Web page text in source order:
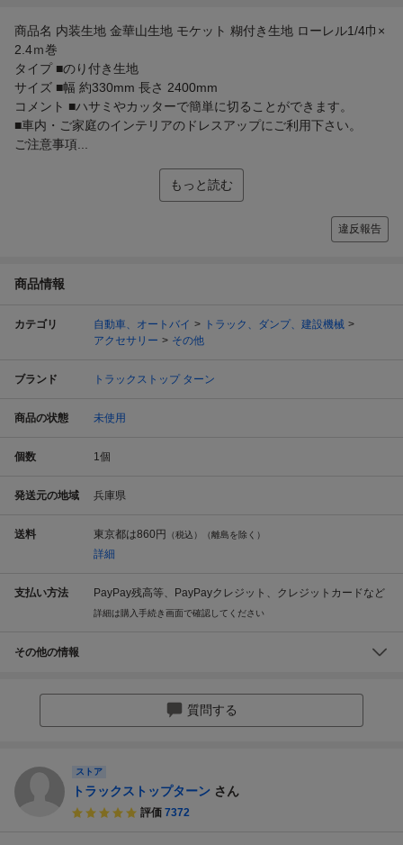
商品名 内装生地 金華山生地 モケット 糊付き生地 ローレル1/4巾×
2.4ｍ巻
タイプ ■のり付き生地
サイズ ■幅 約330mm 長さ 2400mm
コメント ■ハサミやカッターで簡単に切ることができます。
■車内・ご家庭のインテリアのドレスアップにご利用下さい。
ご注意事項...
もっと読む
違反報告
商品情報
カテゴリ 自動車、オートバイ
トラック、ダンプ、建設機械
アクセサリー
その他
ブランド トラックストップ ターン
商品の状態 未使用
個数 1個
発送元の地域 兵庫県
送料 東京都は860円 （税込）（離島を除く）
詳細
支払い方法 PayPay残高等、PayPayクレジット、クレジットカードなど
詳細は購入手続き画面で確認してください
その他の情報
質問する
ストア
トラックストップターン さん
評価 7372